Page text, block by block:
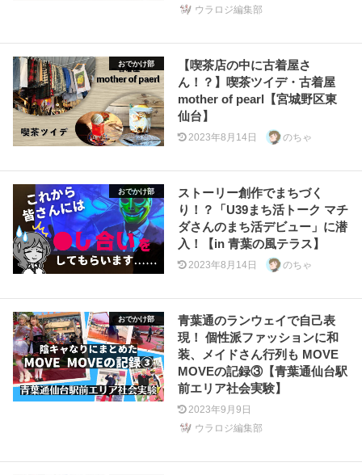
ウラロジ編集部
おでかけ部
【喫茶店の中に古着屋さ
ん！？】喫茶ツイデ・古着屋
mother of pearl【宮城野区東
仙台】
2023年8月14日 のちゃ
おでかけ部
ストーリー創作でまちづく
り！？「U39まち活トーク マチ
ダさんのまち活デビュー」に潜
入！【in 青葉の風テラス】
2023年8月14日 のちゃ
おでかけ部
青葉通のランウェイで自己表
現！ 個性派ファッションに和
装、メイドさん行列も MOVE
MOVEの記録③【青葉通仙台駅
前エリア社会実験】
2023年9月9日
ウラロジ編集部